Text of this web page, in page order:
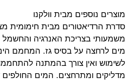
מוצרים נוספים מבית וולקנו
סדרת הרדיאטורים מבית חימומית
משמעותי בצריכת האנרגיה
מים לרחצה על בסיס גז. המחמם
לשימוש ואין צורך בהמתנה
מדליקים ומתרחצים. המים